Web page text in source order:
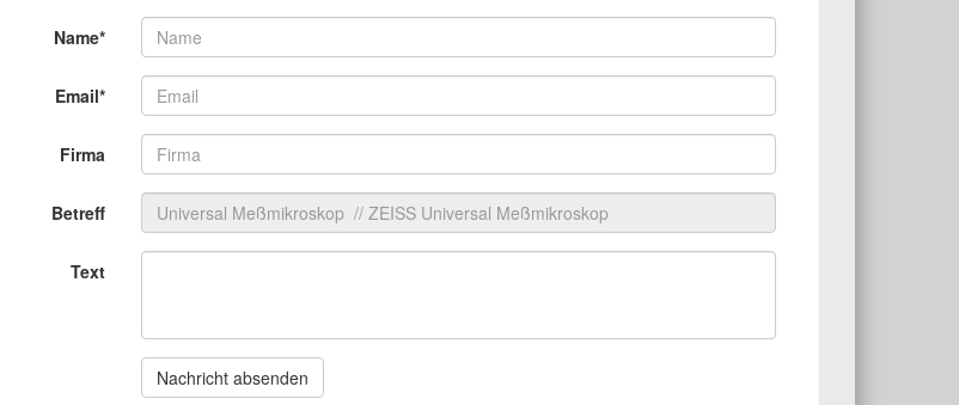
Name*
Email*
Firma
Betreff
Text
Nachricht absenden